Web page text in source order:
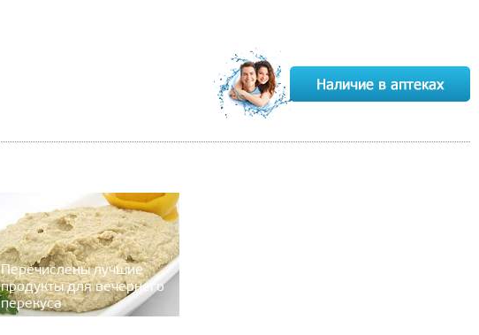
Перечислены лучшие
продукты для вечернего
перекуса